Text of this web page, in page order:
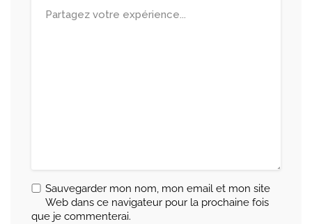
Sauvegarder mon nom, mon email et mon site
Web dans ce navigateur pour la prochaine fois
que je commenterai.